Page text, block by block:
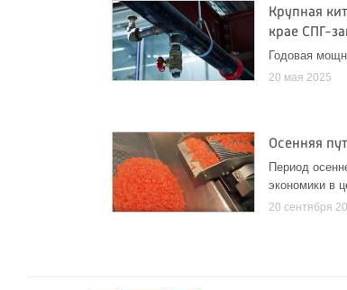
Крупная
крае СПГ-
Годовая
20 мая 2025
Осенняя
Период
экономики в
20 сентября